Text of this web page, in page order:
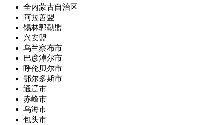
全内蒙古自治区
阿拉善盟
锡林郭勒盟
兴安盟
乌兰察布市
巴彦淖尔市
呼伦贝尔市
鄂尔多斯市
通辽市
赤峰市
乌海市
包头市